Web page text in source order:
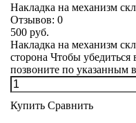
Накладка на механизм
Отзывов: 0
500 руб.
Накладка на механизм
сторона Чтобы убедиться
позвоните по указанным
Купить Сравнить